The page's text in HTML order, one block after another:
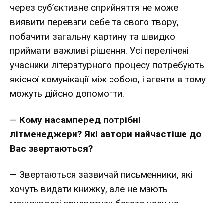
через суб’єктивне сприйняття не може
виявити переваги себе та свого твору,
побачити загальну картину та швидко
приймати важливі рішення. Усі перелічені
учасники літературного процесу потребують
якісної комунікації між собою, і агенти в тому
можуть дійсно допомогти.
— Кому насамперед потрібні
літменеджери? Які автори найчастіше до
Вас звертаються?
— Звертаються зазвичай письменники, які
хочуть видати книжку, але не мають